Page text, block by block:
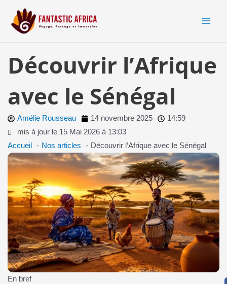
contenu
Découvrir l’Afrique
avec le Sénégal
Amélie Rousseau 14 novembre 2025
14:59
mis à jour le 15 Mai 2026 à 13:03
Accueil
Nos articles Découvrir l’Afrique avec le Sénégal
En bref